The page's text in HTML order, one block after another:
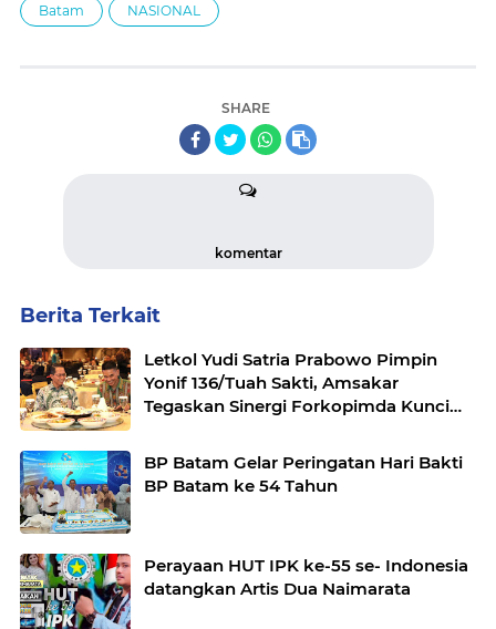
Batam NASIONAL
SHARE
komentar
Berita Terkait
Letkol Yudi Satria Prabowo Pimpin
Yonif 136/Tuah Sakti, Amsakar
Tegaskan Sinergi Forkopimda Kunci
BP Batam Gelar Peringatan Hari Bakti
BP Batam ke 54 Tahun
Perayaan HUT IPK ke-55 se- Indonesia
datangkan Artis Dua Naimarata